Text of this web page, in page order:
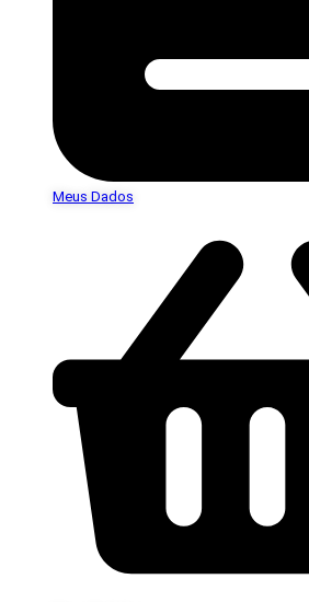
Meus Dados